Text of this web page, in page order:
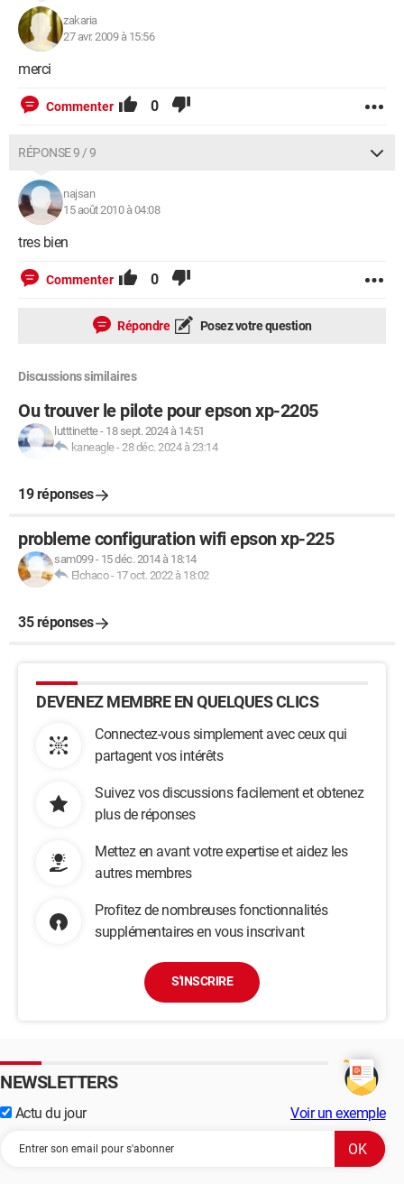
zakaria
27 avr. 2009 à 15:56
merci
Commenter 0
RÉPONSE 9 / 9
najsan
15 août 2010 à 04:08
tres bien
Commenter 0
Répondre Posez votre question
Discussions similaires
Ou trouver le pilote pour epson xp-2205
lutttinette- 18 sept. 2024 à 14:51
kaneagle-28 déc. 2024 à 23:14
19 réponses
probleme configuration wifi epson xp-225
sam099- 15 déc. 2014 à 18:14
Elchaco- 17 oct. 2022 à 18:02
35 réponses
DEVENEZ MEMBRE EN QUELQUES CLICS
Connectez-vous simplement avec ceux qui
partagent vos intérêts
Suivez vos discussions facilement et obtenez
plus de réponses
Mettez en avant votre expertise et aidez les
autres membres
Profitez de nombreuses fonctionnalités
supplémentaires en vous inscrivant
S'INSCRIRE
NEWSLETTERS
Actu du jour Voir un exemple